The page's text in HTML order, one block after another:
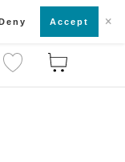
予約 Accept ×